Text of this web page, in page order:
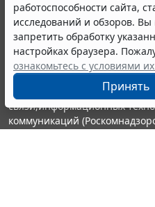
работоспособности сайта,
исследований и обзоров.
запретить обработку
настройках браузера.
ознакомьтесь с условиями
Принять
© ООО "НПП "ГАРАНТ-
выпускается с 1990 года.
являются участниками
информации ГАРАНТ.
Портал ГАРАНТ.РУ
издания Федеральной
связи,информационных
коммуникаций